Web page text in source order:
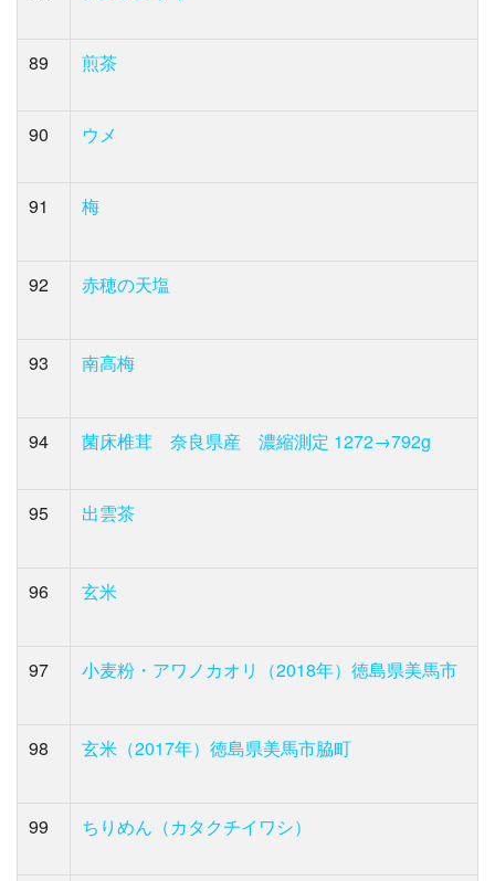
89 煎茶
90 ウメ
91 梅
92 赤穂の天塩
93 南高梅
94 菌床椎茸 奈良県産 濃縮測定 1272→792g
95 出雲茶
96 玄米
97 小麦粉・アワノカオリ（2018年）徳島県美馬市
98 玄米（2017年）徳島県美馬市脇町
99 ちりめん（カタクチイワシ）